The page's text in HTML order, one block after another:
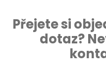
Přejete si
dotaz?